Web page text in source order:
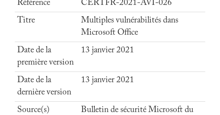
Référence
CERTFR-2021-AVI-026
Titre
Multiples vulnérabilités dans
Microsoft Office
Date de la
première version
13 janvier 2021
Date de la
dernière version
13 janvier 2021
Source(s)
Bulletin de sécurité Microsoft du